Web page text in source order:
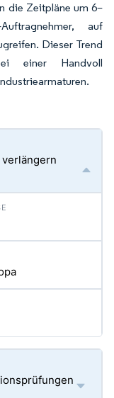
die Zeitpläne um 6–
auf
Dieser Trend
einer Handvoll